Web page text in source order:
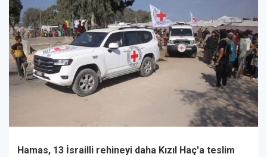
Hamas, 13 İsrailli rehineyi daha Kızıl Haç'a teslim